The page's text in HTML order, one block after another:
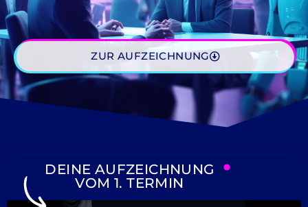
ZUR AUFZEICHNUNG
DEINE AUFZEICHNUNG
VOM 1. TERMIN